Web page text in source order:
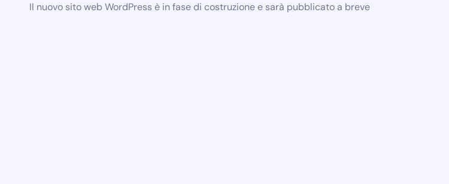
Il nuovo sito web WordPress è in fase di costruzione e sarà pubblicato a breve